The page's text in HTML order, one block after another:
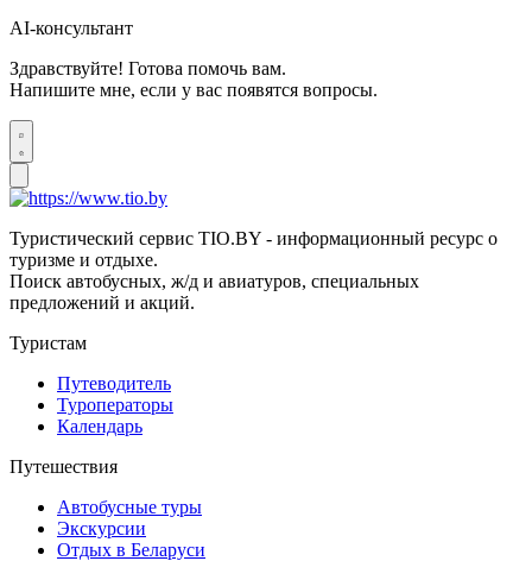
AI-консультант
Здравствуйте! Готова помочь вам.
Напишите мне, если у вас появятся вопросы.
Туристический сервис TIO.BY - информационный ресурс о
туризме и отдыхе.
Поиск автобусных, ж/д и авиатуров, специальных
предложений и акций.
Туристам
Путеводитель
Туроператоры
Календарь
Путешествия
Автобусные туры
Экскурсии
Отдых в Беларуси